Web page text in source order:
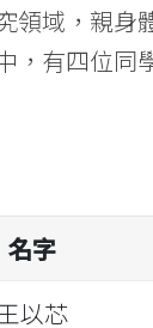
領域，親身
，有四位同
名字
以芯